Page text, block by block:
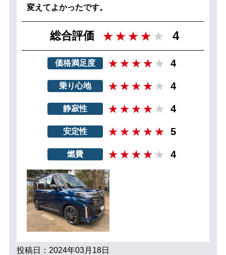
変えてよかったです。
総合評価 4
価格満足度 4
乗り心地 4
静寂性 4
安定性 5
燃費 4
投稿日：2024年03月18日